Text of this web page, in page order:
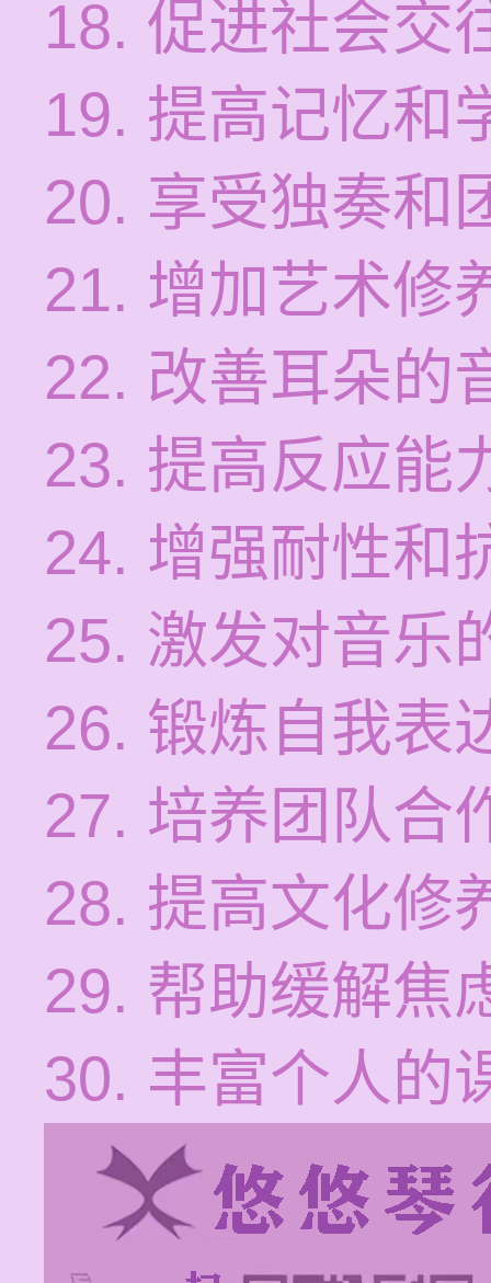
18. 促进社会交
19. 提高记忆和
20. 享受独奏和
21. 增加艺术修
22. 改善耳朵的
23. 提高反应能
24. 增强耐性和
25. 激发对音乐
26. 锻炼自我表
27. 培养团队合
28. 提高文化修
29. 帮助缓解焦
30. 丰富个人的